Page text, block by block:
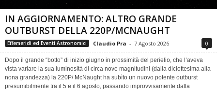
IN AGGIORNAMENTO: ALTRO GRANDE
OUTBURST DELLA 220P/MCNAUGHT
Effemeridi ed Eventi Astronomici Claudio Pra - 7 Agosto 2026 0
Dopo il grande “botto” di inizio giugno in prossimità del perielio, che l’aveva
vista variare la sua luminosità di circa nove magnitudini (dalla diciottesima alla
nona grandezza) la 220P/ McNaught ha subìto un nuovo potente outburst
presumibilmente tra il 5 e il 6 agosto, passando improvvisamente dalla